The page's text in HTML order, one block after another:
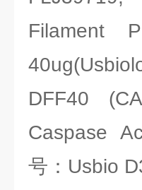
Filament
DFF40
Caspase
号：Usbio